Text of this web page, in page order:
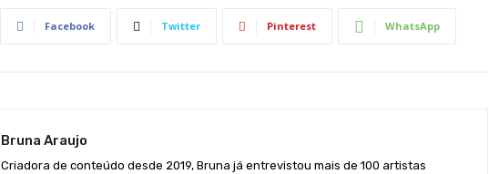
Facebook Twitter Pinterest WhatsApp
Bruna Araujo
Criadora de conteúdo desde 2019, Bruna já entrevistou mais de 100 artistas